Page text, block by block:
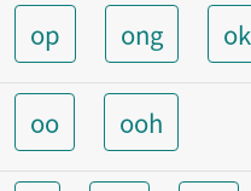
op
ong ok
oo ooh